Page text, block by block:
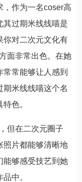
，作为一名coser高
其过期米线线喵是
你对二次元文化有
面非常出色。在她
常能够让人感到
期米线线喵这个名
色。
但在二次元圈子
照片都能够清晰地
能够感受技艺到她
中。